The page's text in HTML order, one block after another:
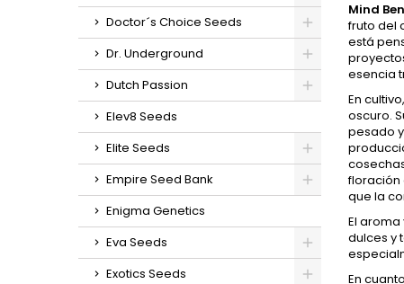
Doctor´s Choice Seeds
Dr. Underground
Dutch Passion
Elev8 Seeds
Elite Seeds
Empire Seed Bank
Enigma Genetics
Eva Seeds
Exotics Seeds
Mind
fruto del
está
esencia
En cultivo,
oscuro.
pesado
floración
que la
El
dulces y
En